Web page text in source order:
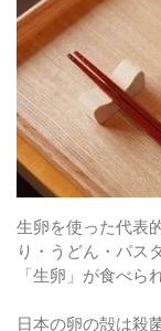
生卵を使った代表
り・うどん・パス
「生卵」が食べら
日本の卵の殻は殺